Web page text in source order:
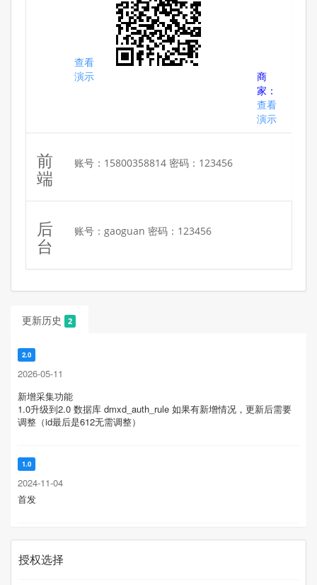
查看
演示
商
家：
查看
演示
前
端
账号：15800358814 密码：123456
后
台
账号：gaoguan 密码：123456
更新历史 2
2.0
2026-05-11
新增采集功能
1.0升级到2.0 数据库 dmxd_auth_rule 如果有新增情况，更新后需要
调整（id最后是612无需调整）
1.0
2024-11-04
首发
授权选择